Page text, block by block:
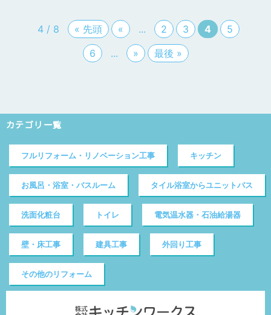
4 / 8 « 先頭 « ... 2 3 4
5
6
... » 最後 »
カテゴリ一覧
フルリフォーム・リノベーション工事 キッチン
お風呂・浴室・バスルーム タイル浴室からユニットバス
洗面化粧台 トイレ 電気温水器・石油給湯器
壁・床工事 建具工事 外回り工事
その他のリフォーム